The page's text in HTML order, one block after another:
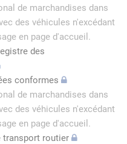
de marchandises dans
des véhicules n'excédant
en page d'accueil.
des
conformes
de marchandises dans
des véhicules n'excédant
en page d'accueil.
transport routier